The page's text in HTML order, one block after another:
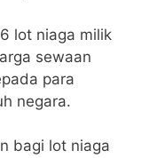
lot niaga milik
sewaan
para
negara.
bagi lot niaga